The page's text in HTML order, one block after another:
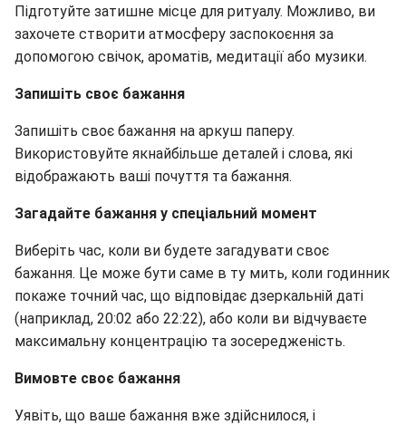
Підготуйте затишне місце для ритуалу. Можливо, ви
захочете створити атмосферу заспокоєння за
допомогою свічок, ароматів, медитації або музики.
Запишіть своє бажання
Запишіть своє бажання на аркуш паперу.
Використовуйте якнайбільше деталей і слова, які
відображають ваші почуття та бажання.
Загадайте бажання у спеціальний момент
Виберіть час, коли ви будете загадувати своє
бажання. Це може бути саме в ту мить, коли годинник
покаже точний час, що відповідає дзеркальній даті
(наприклад, 20:02 або 22:22), або коли ви відчуваєте
максимальну концентрацію та зосередженість.
Вимовте своє бажання
Уявіть, що ваше бажання вже здійснилося, і